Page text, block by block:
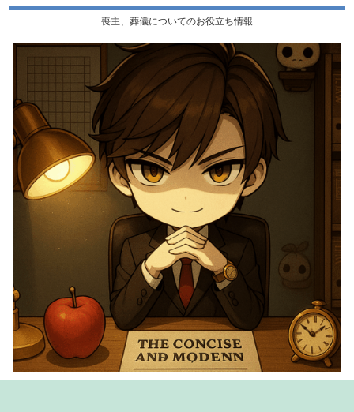
喪主、葬儀についてのお役立ち情報